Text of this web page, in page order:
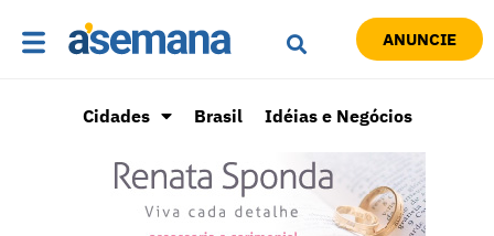
ANUNCIE
Cidades Brasil Idéias e Negócios